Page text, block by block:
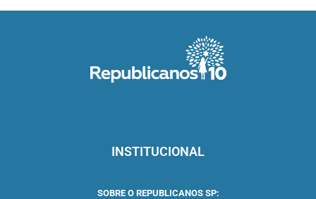
INSTITUCIONAL
SOBRE O REPUBLICANOS SP: